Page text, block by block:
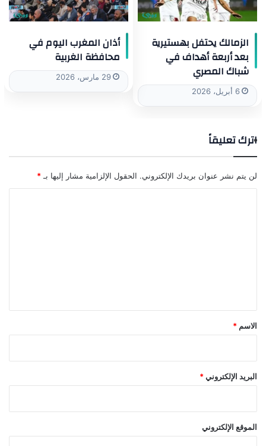
الزمالك يحتفل بهستيرية
بعد أربعة أهداف في
شباك المصري
6 أبريل، 2026
أذان المغرب اليوم في
محافظة الغربية
29 مارس، 2026
اترك تعليقاً
لن يتم نشر عنوان بريدك الإلكتروني. الحقول الإلزامية مشار إليها بـ *
*
الاسم *
البريد الإلكتروني *
الموقع الإلكتروني